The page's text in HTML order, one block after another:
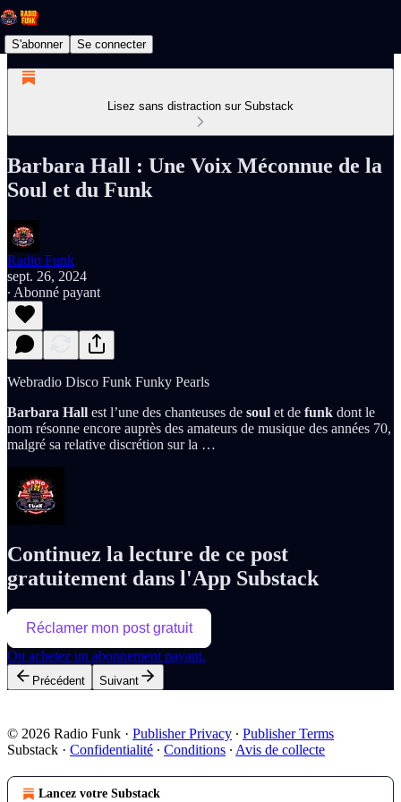
S'abonner Se connecter
Lisez sans distraction sur Substack
Barbara Hall : Une Voix Méconnue de la
Soul et du Funk
Radio Funk
sept. 26, 2024
∙ Abonné payant
Webradio Disco Funk Funky Pearls
Barbara Hall est l’une des chanteuses de soul et de funk dont le
nom résonne encore auprès des amateurs de musique des années 70,
malgré sa relative discrétion sur la …
Continuez la lecture de ce post
gratuitement dans l'App Substack
Réclamer mon post gratuit
Ou achetez un abonnement payant.
Précédent Suivant
© 2026 Radio Funk · Publisher Privacy ∙ Publisher Terms
Substack · Confidentialité ∙ Conditions ∙ Avis de collecte
Lancez votre Substack